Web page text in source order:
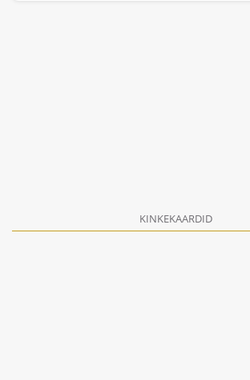
KINKEKAARDID